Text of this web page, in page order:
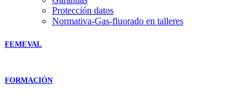
Protección datos
Normativa-Gas-fluorado en talleres
FEMEVAL
FORMACIÓN